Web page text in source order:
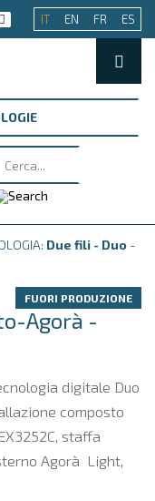
IT EN FR ES
Due fili - Duo -
FUORI PRODUZIONE
Agorà -
digitale Duo
composto
staffa
Agorà Light,